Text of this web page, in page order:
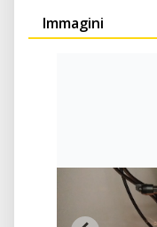
Immagini